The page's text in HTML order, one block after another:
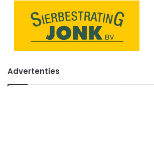
Advertenties